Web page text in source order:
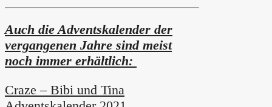
Auch die Adventskalender der
vergangenen Jahre sind meist
noch immer erhältlich:
Craze – Bibi und Tina